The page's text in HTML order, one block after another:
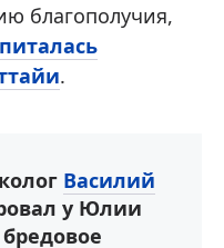
благополучия,
питалась
.
Василий
у Юлии